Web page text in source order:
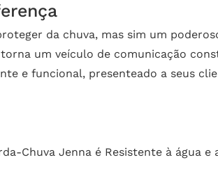
da chuva, mas sim um
um veículo de comunicação
e funcional, presenteado a seus
Chuva Jenna é Resistente à água